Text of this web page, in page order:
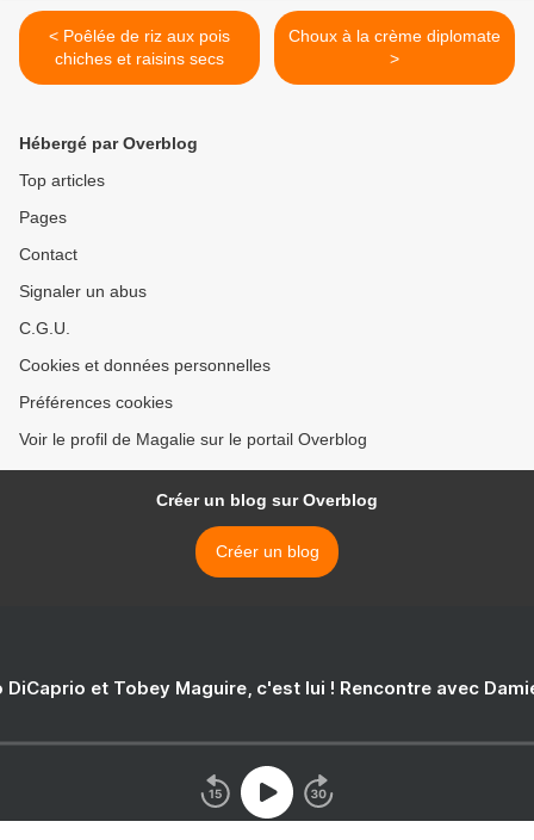
< Poêlée de riz aux pois
chiches et raisins secs
Choux à la crème diplomate
>
Hébergé par Overblog
Top articles
Pages
Contact
Signaler un abus
C.G.U.
Cookies et données personnelles
Préférences cookies
Voir le profil de Magalie sur le portail Overblog
Créer un blog sur Overblog
Créer un blog
DiCaprio et Tobey Maguire, c'est lui ! Rencontre avec